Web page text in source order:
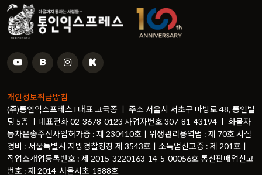
개인정보취급방침
(주)통인익스프레스 l 대표 고국종 ㅣ 주소 서울시 서초구 마방로 48, 통인빌
딩 5층 ㅣ대표전화 02-3678-0123 사업자번호 307-81-43194 ㅣ 화물자
동차운송주선사업허가증 : 제 230410호ㅣ위생관리용역법 : 제 70호 시설
경비 : 서울특별시 지방경찰청장 제 3543호ㅣ소득업신고증 : 제 201호ㅣ
직업소개업등록번호 : 제 2015-3220163-14-5-00056호 통신판매업신고
번호 : 제 2014-서울서초-1888호